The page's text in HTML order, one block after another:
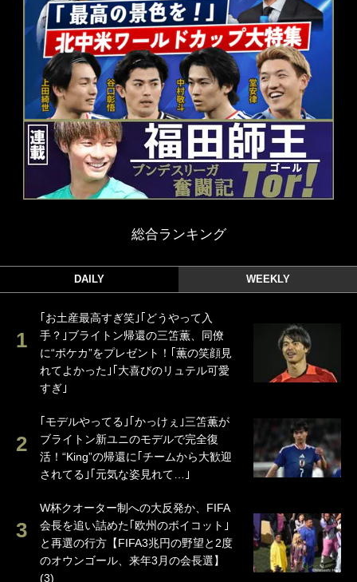
総合ランキング
DAILY WEEKLY
｢お土産最高すぎ笑｣｢どうやって入
手？｣ブライトン帰還の三笘薫、同僚
に“ポケカ”をプレゼント！｢薫の笑顔見
れてよかった｣｢大喜びのリュテル可愛
すぎ｣
｢モデルやってる｣｢かっけぇ｣三笘薫が
ブライトン新ユニのモデルで完全復
活！“King”の帰還に｢チームから大歓迎
されてる｣｢元気な姿見れて…｣
W杯クオーター制への大反発か、FIFA
会長を追い詰めた｢欧州のボイコット｣
と再選の行方【FIFA3兆円の野望と2度
のオウンゴール、来年3月の会長選】
(3)